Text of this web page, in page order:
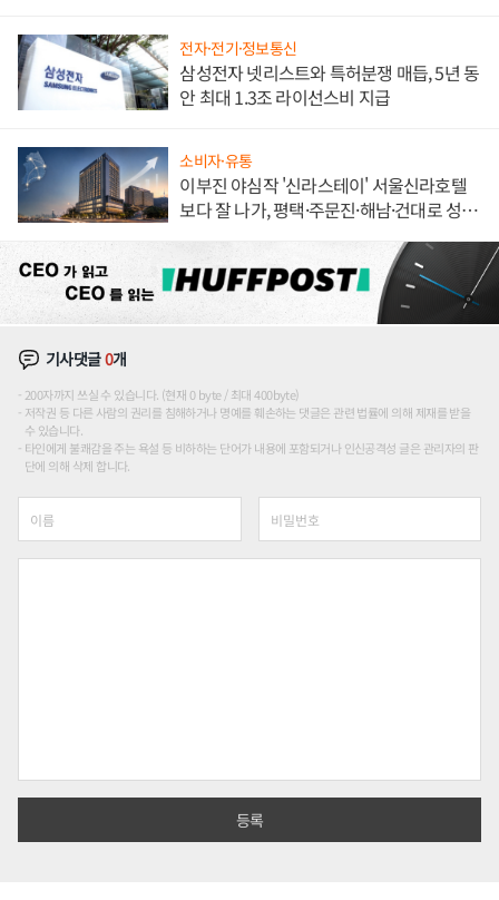
전자·전기·정보통신
삼성전자 넷리스트와 특허분쟁 매듭, 5년 동
안 최대 1.3조 라이선스비 지급
소비자·유통
이부진 야심작 '신라스테이' 서울신라호텔
보다 잘 나가, 평택·주문진·해남·건대로 성
기사댓글0개
200자까지 쓰실 수 있습니다. (현재 0 byte / 최대 400byte)
저작권 등 다른 사람의 권리를 침해하거나 명예를 훼손하는 댓글은 관련 법률에 의해 제재를 받을
수 있습니다.
타인에게 불쾌감을 주는 욕설 등 비하하는 단어가 내용에 포함되거나 인신공격성 글은 관리자의 판
단에 의해 삭제 합니다.